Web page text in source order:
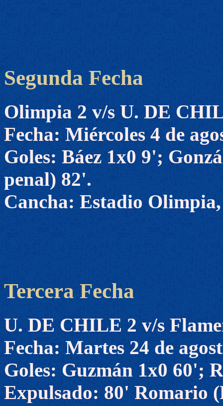
Segunda Fecha
Olimpia 2 v/s U. DE
Fecha: Miércoles 4 de
Goles: Báez 1x0 9';
penal) 82'.
Cancha: Estadio
Tercera Fecha
U. DE CHILE 2 v/s
Fecha: Martes 24 de
Goles: Guzmán 1x0 60';
Expulsado: 80' Romario